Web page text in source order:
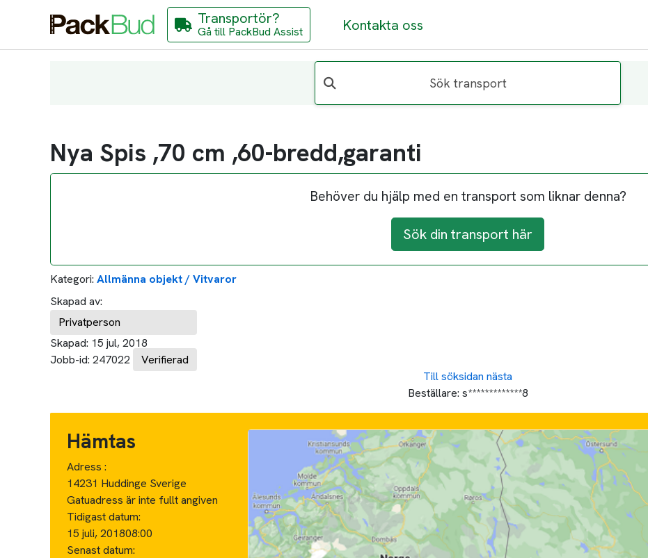
Transportör?
Gå till PackBud Assist Kontakta oss
Sök transport
Nya Spis ,70 cm ,60-bredd,garanti
Behöver du hjälp med en transport som liknar denna?
Sök din transport här
Kategori: Allmänna objekt / Vitvaror
Skapad av:
Privatperson
Skapad: 15 jul, 2018
Jobb-id: 247022 Verifierad
Till söksidan nästa
Beställare: s*************8
Hämtas
Adress :
14231 Huddinge Sverige
Gatuadress är inte fullt angiven
Tidigast datum:
15 juli, 201808:00
Senast datum: